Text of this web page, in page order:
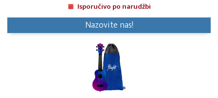
Isporučivo po narudžbi
Nazovite nas!